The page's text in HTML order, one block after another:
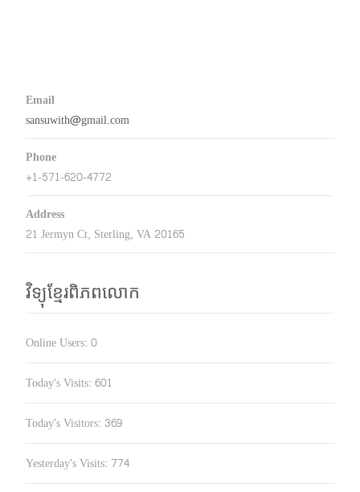
Email
sansuwith@gmail.com
Phone
+1-571-620-4772
Address
21 Jermyn Ct, Sterling, VA 20165
វិទ្យុខ្មែរពិភពលោក
Online Users: 0
Today's Visits: 601
Today's Visitors: 369
Yesterday's Visits: 774